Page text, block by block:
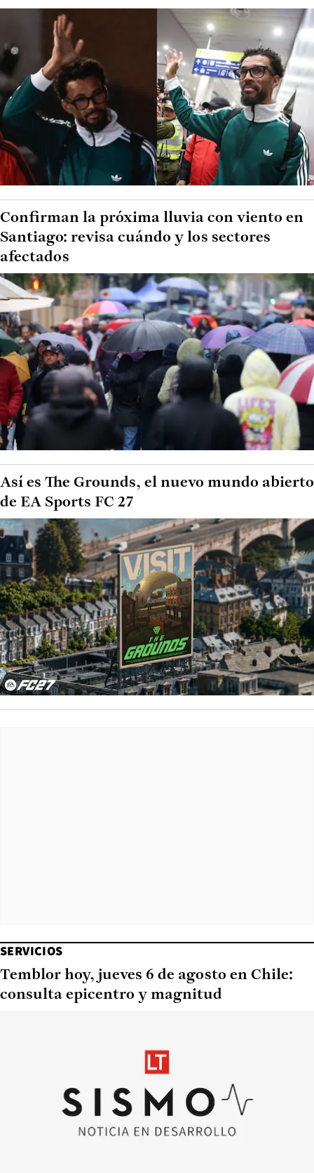
Confirman la próxima lluvia con viento en
Santiago: revisa cuándo y los sectores
afectados
Así es The Grounds, el nuevo mundo abierto
de EA Sports FC 27
SERVICIOS
Temblor hoy, jueves 6 de agosto en Chile:
consulta epicentro y magnitud